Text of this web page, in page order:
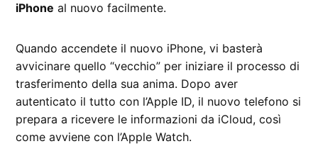
iPhone al nuovo facilmente.
Quando accendete il nuovo iPhone, vi basterà
avvicinare quello “vecchio” per iniziare il processo di
trasferimento della sua anima. Dopo aver
autenticato il tutto con l’Apple ID, il nuovo telefono si
prepara a ricevere le informazioni da iCloud, così
come avviene con l’Apple Watch.